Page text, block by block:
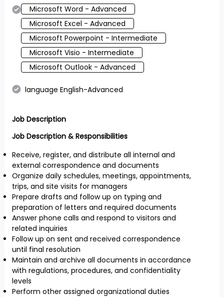
Microsoft Word - Advanced
Microsoft Excel - Advanced
Microsoft Powerpoint - Intermediate
Microsoft Visio - Intermediate
Microsoft Outlook - Advanced
language English-Advanced
Job Description
Job Description & Responsibilities
Receive, register, and distribute all internal and
external correspondence and documents
Organize daily schedules, meetings, appointments,
trips, and site visits for managers
Prepare drafts and follow up on typing and
preparation of letters and required documents
Answer phone calls and respond to visitors and
related inquiries
Follow up on sent and received correspondence
until final resolution
Maintain and archive all documents in accordance
with regulations, procedures, and confidentiality
levels
Perform other assigned organizational duties